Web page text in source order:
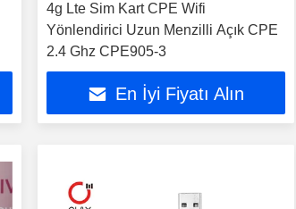
4g Lte Sim Kart CPE Wifi
Yönlendirici Uzun Menzilli Açık CPE
2.4 Ghz CPE905-3
En İyi Fiyatı Alın